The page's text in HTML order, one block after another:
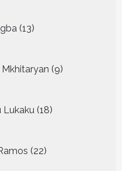
13
producten
Mkhitaryan 9
producten
Lukaku 18
producten
22
producten